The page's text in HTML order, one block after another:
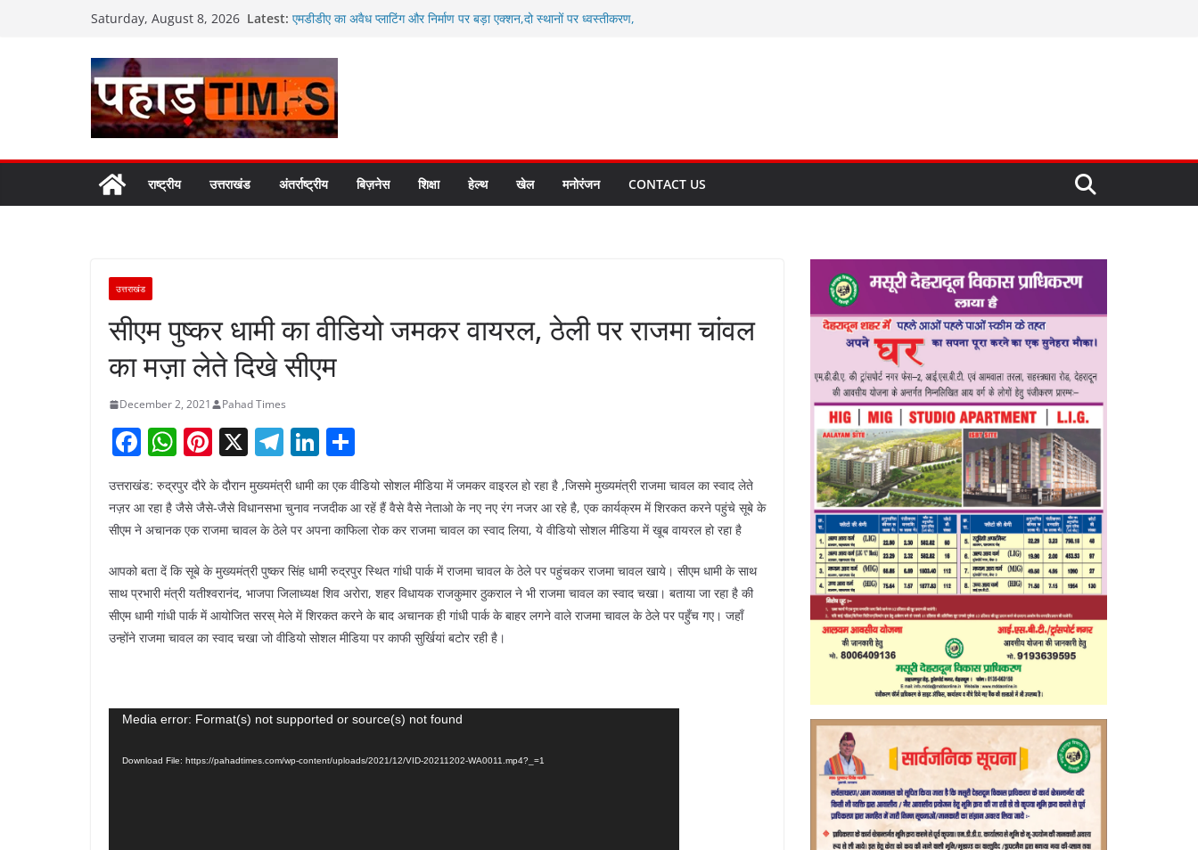
Saturday, August 8, 2026 Latest: एमडीडीए का अवैध प्लाटिंग और निर्माण पर बड़ा एक्शन,दो स्थानों पर ध्वस्तीकरण,
‘वोकल फॉर लोकल’ और ‘लोकल टू ग्लोबल’ के संकल्प को आगे बढ़ा रही उत्तराखंड
सरकार
कॉमनवेल्थ गेम्स 2026 के उत्तराखंड के पदक विजेताओं और प्रशिक्षकों को
मुख्यमंत्री धामी ने किया सम्मानित
मुख्यमंत्री धामी ने उत्तराखंड क्रीड़ा विश्वविद्यालय गौलापार के निर्माण कार्यों की
समीक्षा की
राष्ट्रीय उत्तराखंड अंतर्राष्ट्रीय बिज़नेस शिक्षा हेल्थ खेल मनोरंजन CONTACT US
उत्तराखंड
सीएम पुष्कर धामी का वीडियो जमकर वायरल, ठेली पर राजमा चांवल
का मज़ा लेते दिखे सीएम
December 2, 2021 Pahad Times
F
a
c
e
o
o
k
W
at
s
A
p
p
Pi
nt
er
e
X T
el
e
gr
a
m
Li
k
e
dI
n
h
ar
e
उत्तराखंड: रुद्रपुर दौरे के दौरान मुख्यमंत्री धामी का एक वीडियो सोशल मीडिया में जमकर वाइरल हो रहा है ,जिसमे मुख्यमंत्री राजमा चावल का स्वाद लेते
नज़र आ रहा है जैसे जैसे-जैसे विधानसभा चुनाव नजदीक आ रहें हैं वैसे वैसे नेताओ के नए नए रंग नजर आ रहे है, एक कार्यक्रम में शिरकत करने पहुंचे सूबे के
सीएम ने अचानक एक राजमा चावल के ठेले पर अपना काफिला रोक कर राजमा चावल का स्वाद लिया, ये वीडियो सोशल मीडिया में खूब वायरल हो रहा है
आपको बता दें कि सूबे के मुख्यमंत्री पुष्कर सिंह धामी रुद्रपुर स्थित गांधी पार्क में राजमा चावल के ठेले पर पहुंचकर राजमा चावल खाये। सीएम धामी के साथ
साथ प्रभारी मंत्री यतीश्वरानंद, भाजपा जिलाध्यक्ष शिव अरोरा, शहर विधायक राजकुमार ठुकराल ने भी राजमा चावल का स्वाद चखा। बताया जा रहा है की
सीएम धामी गांधी पार्क में आयोजित सरस् मेले में शिरकत करने के बाद अचानक ही गांधी पार्क के बाहर लगने वाले राजमा चावल के ठेले पर पहुँच गए। जहाँ
उन्होंने राजमा चावल का स्वाद चखा जो वीडियो सोशल मीडिया पर काफी सुर्खियां बटोर रही है।
Video
Media error: Format(s) not supported or source(s) not found
Download File: https://pahadtimes.com/wp-content/uploads/2021/12/VID-20211202-WA0011.mp4?_=1